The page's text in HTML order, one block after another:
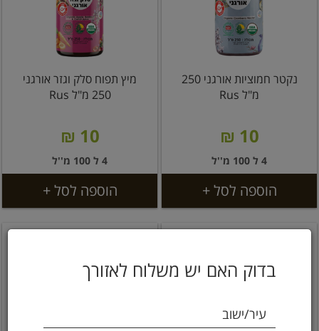
בדוק האם יש משלוח לאזורך
עיר/ישוב
נקטר חמוציות אורגני 250
מ"ל Rus
10 ₪
4 ל 100 מ''ל
הוספה לסל +
מיץ תפוח סלק וגזר אורגני
250 מ"ל Rus
10 ₪
4 ל 100 מ''ל
הוספה לסל +